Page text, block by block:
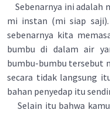
Sebenarnya ini adalah
mi instan (mi siap
sebenarnya kita
bumbu di dalam air
bumbu-bumbu tersebut
secara tidak langsung
bahan penyedap itu
Selain itu bahwa